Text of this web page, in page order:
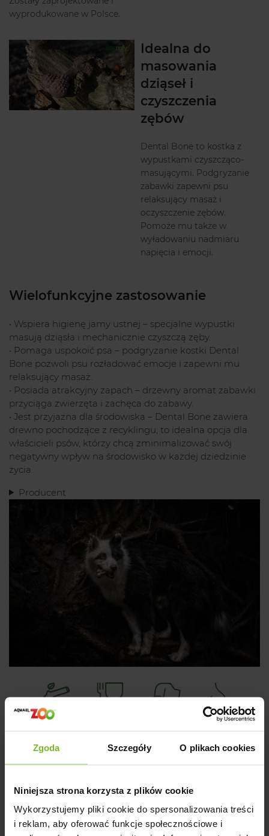
Zgoda Szczegóły O plikach cookies
Niniejsza strona korzysta z plików cookie
Wykorzystujemy pliki cookie do spersonalizowania treści
i reklam, aby oferować funkcje społecznościowe i
wyprodukowane w Polsce.
Idealna do
masowania
dziąseł i
czyszczenia
zębów
Dental Bone to kostka z
wypustkami czyszcząco-
masującymi. Podgryzanie
zabawki zapewni psu
relaksujący masaż i
oczyszczenie zębów.
Pomoże mu także w
wyładowaniu nadmiaru
napięcia i emocji.
Wielofunkcyjne zastosowanie
• Wspiera higienę jamy ustnej – specjalne wypustki
masują dziąsła i mechanicznie czyszczą zęby.
• Pomaga uspokoić psa – podgryzanie kostki Dental
Bone pozwoli psu rozładować emocje i zapewni mu
relaksujący masaż.
• Posiada atrakcyjny zapach – drzewny aromat zabawki
przyciąga zwierzęta i zachęca do zabawy.
• Jest przyjazna dla środowiska – Dental Bone zawiera
drewno pochodzące z recyklingu; to idealna opcja dla
właścicieli psów, którzy chcą zminimalizować swój
negatywny wpływ na środowisko w każdej dziedzinie
życia.
Producent
planecie.
Rodzaje zabawek w linii
Woody Eco: